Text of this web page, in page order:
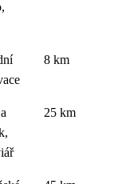
8 km
25 km